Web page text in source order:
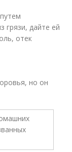
грязи, дайте ей
отек
но он